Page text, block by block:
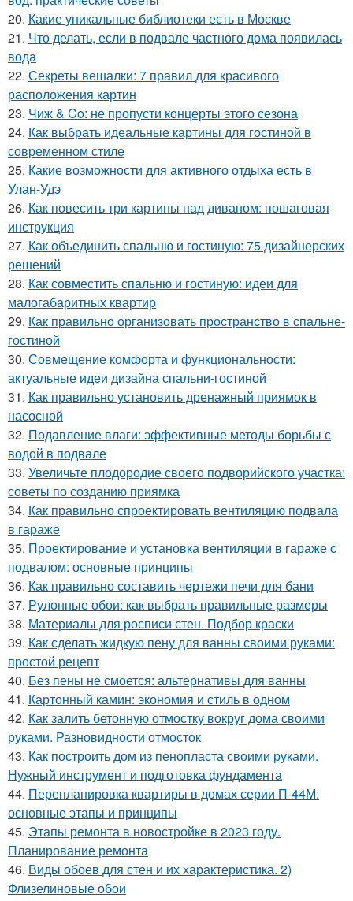
20. Какие уникальные библиотеки есть в Москве
21. Что делать, если в подвале частного дома появилась
вода
22. Секреты вешалки: 7 правил для красивого
расположения картин
23. Чиж & Co: не пропусти концерты этого сезона
24. Как выбрать идеальные картины для гостиной в
современном стиле
25. Какие возможности для активного отдыха есть в
Улан-Удэ
26. Как повесить три картины над диваном: пошаговая
инструкция
27. Как объединить спальню и гостиную: 75 дизайнерских
решений
28. Как совместить спальню и гостиную: идеи для
малогабаритных квартир
29. Как правильно организовать пространство в спальне-
гостиной
30. Совмещение комфорта и функциональности:
актуальные идеи дизайна спальни-гостиной
31. Как правильно установить дренажный приямок в
насосной
32. Подавление влаги: эффективные методы борьбы с
водой в подвале
33. Увеличьте плодородие своего подворийского участка:
советы по созданию приямка
34. Как правильно спроектировать вентиляцию подвала
в гараже
35. Проектирование и установка вентиляции в гараже с
подвалом: основные принципы
36. Как правильно составить чертежи печи для бани
37. Рулонные обои: как выбрать правильные размеры
38. Материалы для росписи стен. Подбор краски
39. Как сделать жидкую пену для ванны своими руками:
простой рецепт
40. Без пены не смоется: альтернативы для ванны
41. Картонный камин: экономия и стиль в одном
42. Как залить бетонную отмостку вокруг дома своими
руками. Разновидности отмосток
43. Как построить дом из пенопласта своими руками.
Нужный инструмент и подготовка фундамента
44. Перепланировка квартиры в домах серии П-44М:
основные этапы и принципы
45. Этапы ремонта в новостройке в 2023 году.
Планирование ремонта
46. Виды обоев для стен и их характеристика. 2)
Флизелиновые обои